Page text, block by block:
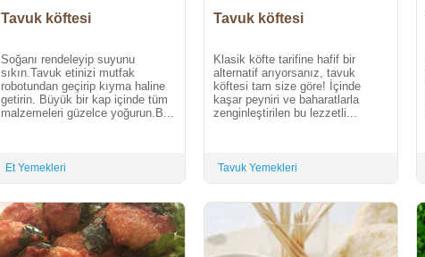
Tavuk köftesi
Soğanı rendeleyip suyunu
sıkın.Tavuk etinizi mutfak
robotundan geçirip kıyma haline
getirin. Büyük bir kap içinde tüm
malzemeleri güzelce yoğurun.B...
Et Yemekleri
Tavuk köftesi
Klasik köfte tarifine hafif bir
alternatif arıyorsanız, tavuk
köftesi tam size göre! İçinde
kaşar peyniri ve baharatlarla
zenginleştirilen bu lezzetli...
Tavuk Yemekleri